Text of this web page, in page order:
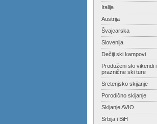
Italija
Austrija
Švajcarska
Slovenija
Dečiji ski kampovi
Produženi ski vikendi i
praznične ski ture
Sretenjsko skijanje
Porodično skijanje
Skijanje AVIO
Srbija i BiH